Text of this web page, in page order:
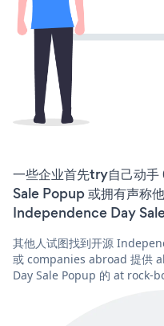
一些企业首先try自己动
Sale Popup 或拥有声称
Independence Day
其他人试图找到开源
或 companies abroad 提供
Day Sale Popup 的 at rock-